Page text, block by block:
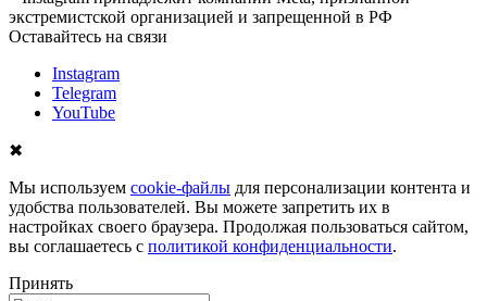
экстремистской организацией и запрещенной в РФ
Оставайтесь на связи
Instagram
Telegram
YouTube
✖
Мы используем cookie-файлы для персонализации контента и
удобства пользователей. Вы можете запретить их в
настройках своего браузера. Продолжая пользоваться сайтом,
вы соглашаетесь с политикой конфиденциальности.
Принять